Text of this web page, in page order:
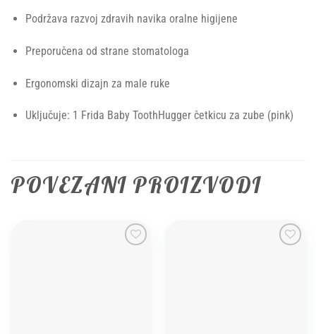
Podržava razvoj zdravih navika oralne higijene
Preporučena od strane stomatologa
Ergonomski dizajn za male ruke
Uključuje: 1 Frida Baby ToothHugger četkicu za zube (pink)
POVEZANI PROIZVODI